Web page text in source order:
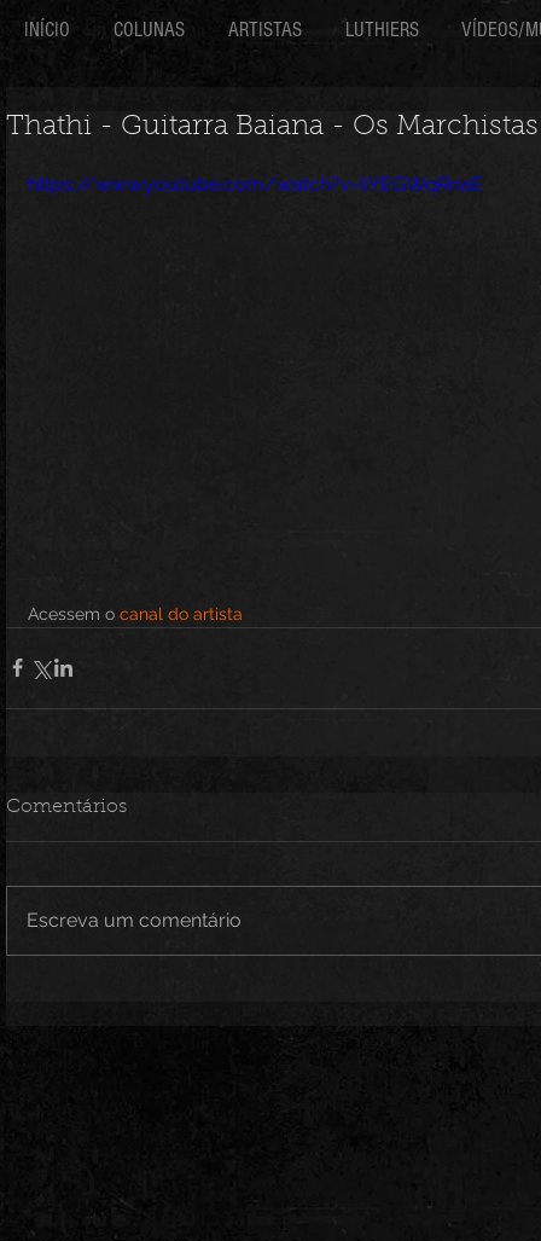
INÍCIO COLUNAS ARTISTAS LUTHIERS VÍDEOS/
Thathi - Guitarra Baiana - Os Marchistas
https://www.youtube.com/watch?v=IiYEGWqRnaE
Acessem o canal do artista
Comentários
Escreva um comentário